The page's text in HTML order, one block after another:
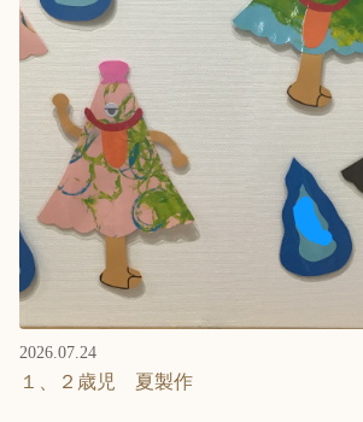
2026.07.24
１、２歳児 夏製作